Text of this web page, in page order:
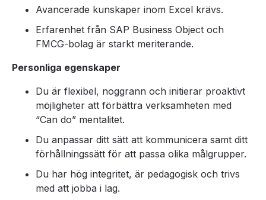
Avancerade kunskaper inom Excel krävs.
Erfarenhet från SAP Business Object och
FMCG-bolag är starkt meriterande.
Personliga egenskaper
Du är flexibel, noggrann och initierar proaktivt
möjligheter att förbättra verksamheten med
“Can do” mentalitet.
Du anpassar ditt sätt att kommunicera samt ditt
förhållningssätt för att passa olika målgrupper.
Du har hög integritet, är pedagogisk och trivs
med att jobba i lag.